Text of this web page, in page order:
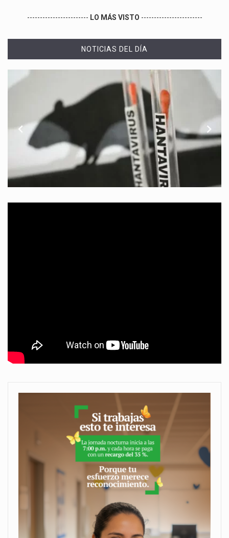
------------------------ LO MÁS VISTO ------------------------
NOTICIAS DEL DÍA